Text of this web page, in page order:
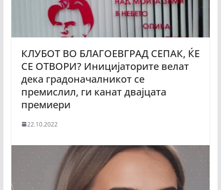
КЛУБОТ ВО БЛАГОЕВГРАД СЕПАК, ЌЕ
СЕ ОТВОРИ? Иницијаторите велат
дека градоначалникот се
премислил, ги канат двајцата
премиери
22.10.2022